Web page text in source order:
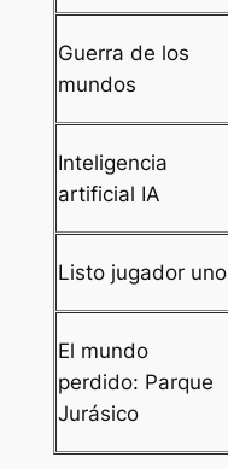
Guerra de los
mundos
Inteligencia
artificial IA
Listo jugador uno
El mundo
perdido: Parque
Jurásico